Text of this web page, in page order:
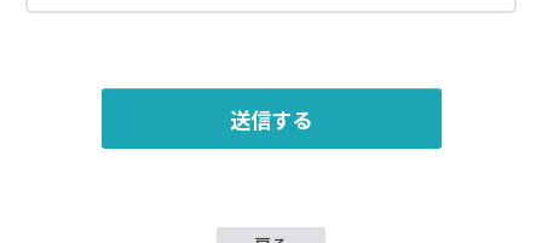
送信する